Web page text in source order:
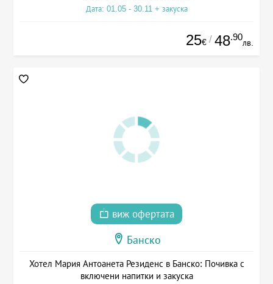
Дата: 01.05 - 30.11 + закуска
25€ / 48.90
лв.
виж офертата
Банско
Хотел Мария Антоанета Резиденс в Банско: Почивка с
включени напитки и закуска